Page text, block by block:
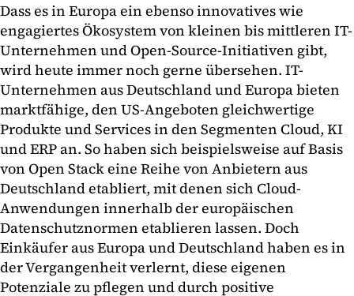
Dass es in Europa ein ebenso innovatives wie
engagiertes Ökosystem von kleinen bis mittleren IT-
Unternehmen und Open-Source-Initiativen gibt,
wird heute immer noch gerne übersehen. IT-
Unternehmen aus Deutschland und Europa bieten
marktfähige, den US-Angeboten gleichwertige
Produkte und Services in den Segmenten Cloud, KI
und ERP an. So haben sich beispielsweise auf Basis
von Open Stack eine Reihe von Anbietern aus
Deutschland etabliert, mit denen sich Cloud-
Anwendungen innerhalb der europäischen
Datenschutznormen etablieren lassen. Doch
Einkäufer aus Europa und Deutschland haben es in
der Vergangenheit verlernt, diese eigenen
Potenziale zu pflegen und durch positive